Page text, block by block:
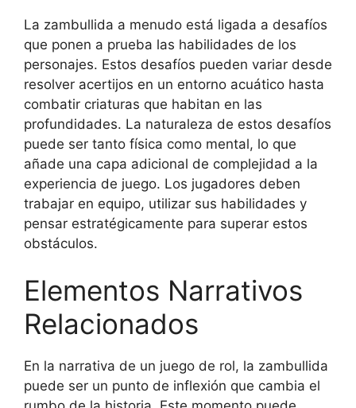
La zambullida a menudo está ligada a desafíos
que ponen a prueba las habilidades de los
personajes. Estos desafíos pueden variar desde
resolver acertijos en un entorno acuático hasta
combatir criaturas que habitan en las
profundidades. La naturaleza de estos desafíos
puede ser tanto física como mental, lo que
añade una capa adicional de complejidad a la
experiencia de juego. Los jugadores deben
trabajar en equipo, utilizar sus habilidades y
pensar estratégicamente para superar estos
obstáculos.
Elementos Narrativos
Relacionados
En la narrativa de un juego de rol, la zambullida
puede ser un punto de inflexión que cambia el